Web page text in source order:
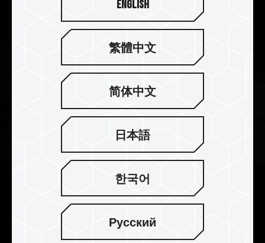
2mm 厚實散熱片 散熱效果完美
T-FORCE XTREEM DDR5 採用 2mm 厚度的鋁合金
English
繁體中文
简体中文
日本語
한국어
Русский